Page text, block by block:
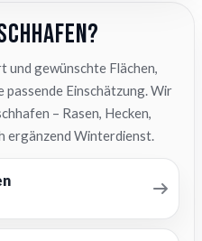
und gewünschte Flächen,
passende Einschätzung. Wir
– Rasen, Hecken,
ergänzend Winterdienst.